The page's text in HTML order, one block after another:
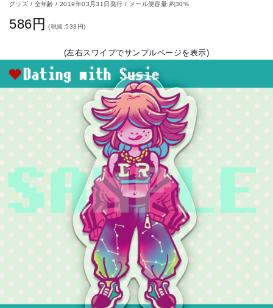
グッズ / 全年齢/2019年03月31日発行 / メール便容量:約30%
586円 (税抜:533円)
(左右スワイプでサンプルページを表示)